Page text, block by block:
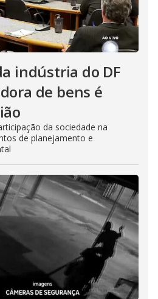
indústria do DF
de bens é
da sociedade na
de planejamento e